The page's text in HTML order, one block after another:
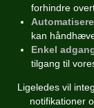
forhindre
kan
Enkel
tilgang til
Ligeledes vil
notifikationer